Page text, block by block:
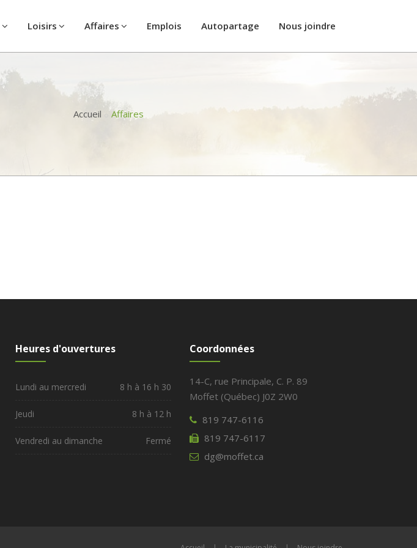
Loisirs Affaires Emplois Autopartage Nous joindre
Accueil Affaires
Heures d'ouvertures
Lundi au mercredi 8 h à 16 h 30
Jeudi 8 h à 12 h
Vendredi au dimanche Fermé
Coordonnées
14-C, rue Principale, C. P. 89
Moffet (Québec) J0Z 2W0
819 747-6116
819 747-6117
dg@moffet.ca